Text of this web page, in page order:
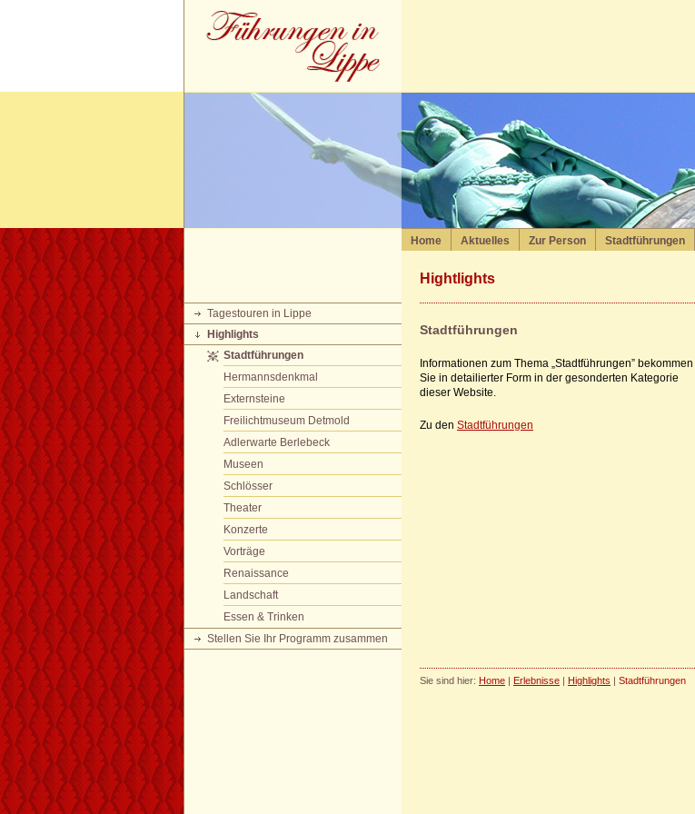
Home Aktuelles Zur Person Stadtführungen
Hightlights
Stadtführungen
Informationen zum Thema „Stadtführungen” bekommen
Sie in detailierter Form in der gesonderten Kategorie
dieser Website.
Zu den Stadtführungen
Tagestouren in Lippe
Highlights
Stadtführungen
Hermannsdenkmal
Externsteine
Freilichtmuseum Detmold
Adlerwarte Berlebeck
Museen
Schlösser
Theater
Konzerte
Vorträge
Renaissance
Landschaft
Essen & Trinken
Stellen Sie Ihr Programm zusammen
Sie sind hier: Home | Erlebnisse | Highlights | Stadtführungen